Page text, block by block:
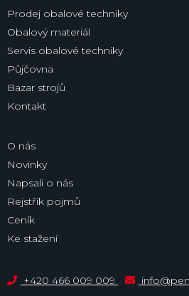
Prodej obalové techniky
Obalový materiál
Servis obalové techniky
Půjčovna
Bazar strojů
Kontakt
O nás
Novinky
Napsali o nás
Rejstřík pojmů
Ceník
Ke stažení
+420 466 009 009